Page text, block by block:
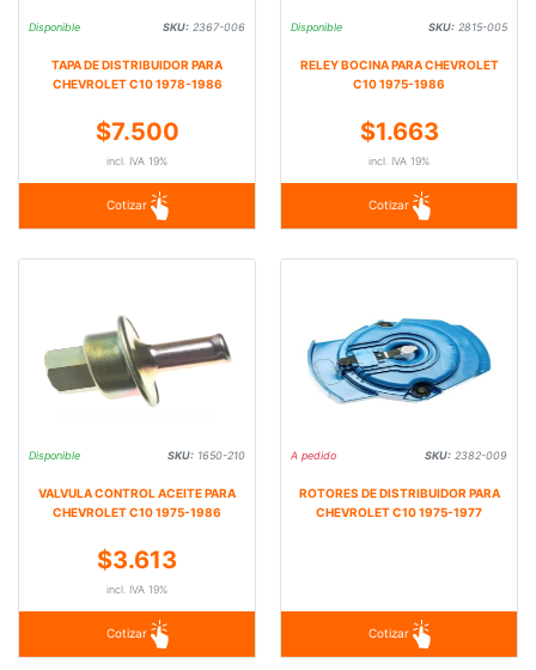
Disponible SKU: 2367-006
TAPA DE DISTRIBUIDOR PARA
CHEVROLET C10 1978-1986
$7.500
incl. IVA 19%
Cotizar
Disponible SKU: 2815-005
RELEY BOCINA PARA CHEVROLET
C10 1975-1986
$1.663
incl. IVA 19%
Cotizar
Disponible SKU: 1650-210
VALVULA CONTROL ACEITE PARA
CHEVROLET C10 1975-1986
$3.613
incl. IVA 19%
Cotizar
A pedido SKU: 2382-009
ROTORES DE DISTRIBUIDOR PARA
CHEVROLET C10 1975-1977
Cotizar